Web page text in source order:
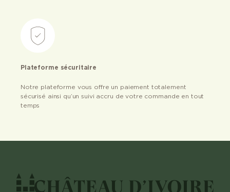
Plateforme sécuritaire
Notre plateforme vous offre un paiement totalement
sécurisé ainsi qu’un suivi accru de votre commande en tout
temps